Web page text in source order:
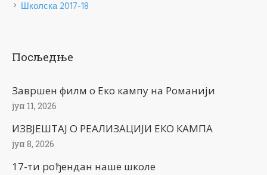
Школска 2017-18
Посљедње
Завршен филм о Еко кампу на Романији
јун 11, 2026
ИЗВЈЕШТАЈ О РЕАЛИЗАЦИЈИ ЕКО КАМПА
јун 8, 2026
17-ти рођендан наше школе